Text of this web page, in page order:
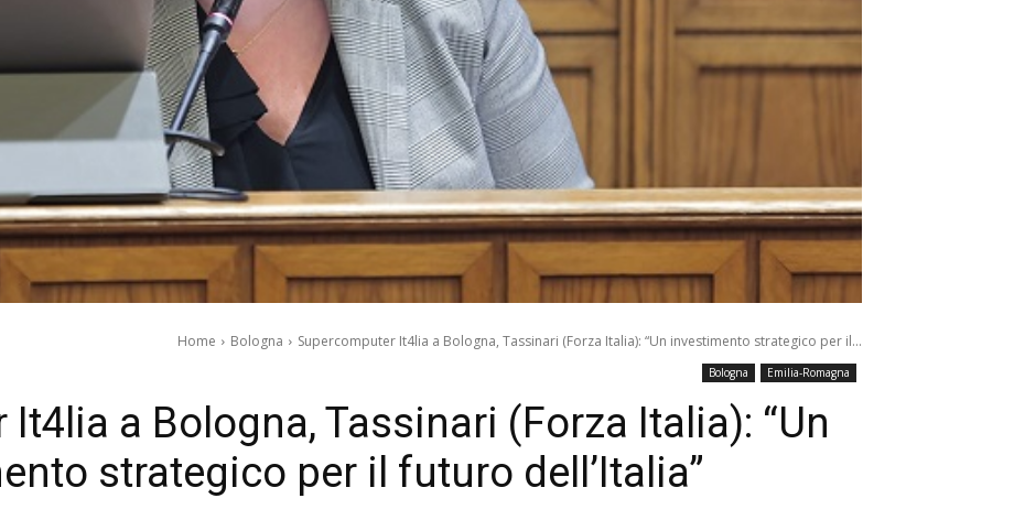
Home Bologna Supercomputer It4lia a Bologna, Tassinari (Forza Italia): “Un investimento strategico per il...
Bologna Emilia-Romagna
a Bologna, Tassinari (Forza Italia): “Un
strategico per il futuro dell’Italia”